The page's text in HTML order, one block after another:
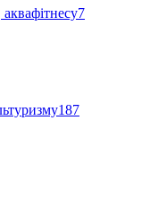
аквафітнесу7
187